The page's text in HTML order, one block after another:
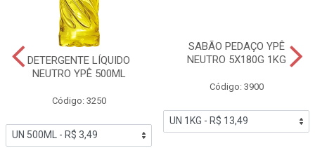
DETERGENTE LÍQUIDO
NEUTRO YPÊ 500ML
Código: 3250
SABÃO PEDAÇO YPÊ
NEUTRO 5X180G 1KG
Código: 3900